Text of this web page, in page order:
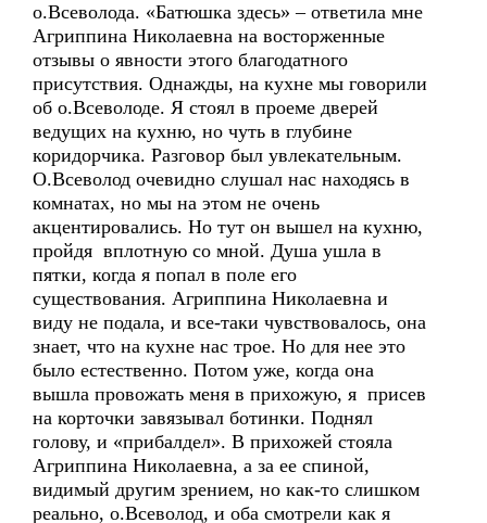
о.Всеволода. «Батюшка здесь» – ответила мне
Агриппина Николаевна на восторженные
отзывы о явности этого благодатного
присутствия. Однажды, на кухне мы говорили
об о.Всеволоде. Я стоял в проеме дверей
ведущих на кухню, но чуть в глубине
коридорчика. Разговор был увлекательным.
О.Всеволод очевидно слушал нас находясь в
комнатах, но мы на этом не очень
акцентировались. Но тут он вышел на кухню,
пройдя вплотную со мной. Душа ушла в
пятки, когда я попал в поле его
существования. Агриппина Николаевна и
виду не подала, и все-таки чувствовалось, она
знает, что на кухне нас трое. Но для нее это
было естественно. Потом уже, когда она
вышла провожать меня в прихожую, я присев
на корточки завязывал ботинки. Поднял
голову, и «прибалдел». В прихожей стояла
Агриппина Николаевна, а за ее спиной,
видимый другим зрением, но как-то слишком
реально, о.Всеволод, и оба смотрели как я